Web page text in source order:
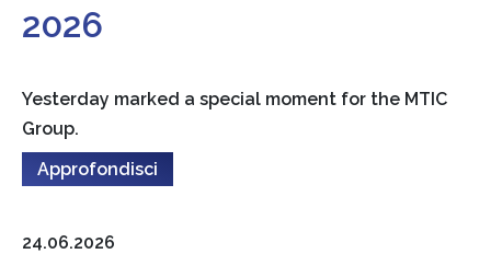
2026
Yesterday marked a special moment for the MTIC
Group.
Approfondisci
24.06.2026